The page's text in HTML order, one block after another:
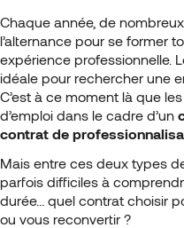
Chaque année, de
l’alternance pour se former
expérience professionnelle.
idéale pour rechercher une
C’est à ce moment là que
d’emploi dans le cadre d’un
contrat de
Mais entre ces deux types
parfois difficiles à
durée… quel contrat choisir
ou vous reconvertir ?